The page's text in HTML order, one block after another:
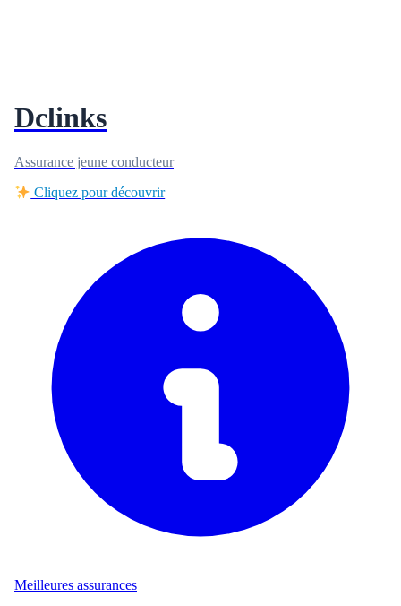
Dclinks
Assurance jeune conducteur
Cliquez pour découvrir
Meilleures assurances